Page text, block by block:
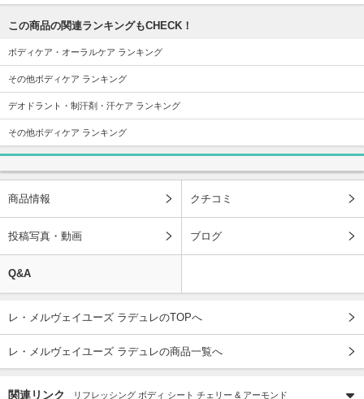
この商品の関連ランキングもCHECK！
ボディケア・オーラルケア ランキング
その他ボディケア ランキング
デオドラント・制汗剤・汗ケア ランキング
その他ボディケア ランキング
商品情報 クチコミ
投稿写真・動画 ブログ
Q&A
レ・メルヴェイユーズ ラデュレのTOPへ
レ・メルヴェイユーズ ラデュレの商品一覧へ
関連リンク リフレッシング ボディ シート チェリー & アーモンド